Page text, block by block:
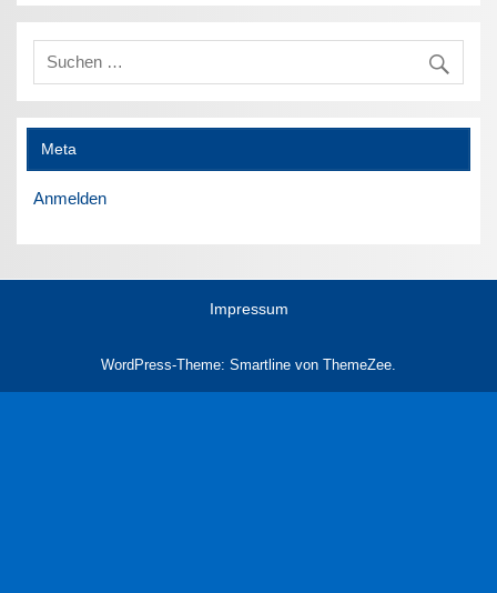
Meta
Anmelden
Impressum
WordPress-Theme: Smartline von ThemeZee.